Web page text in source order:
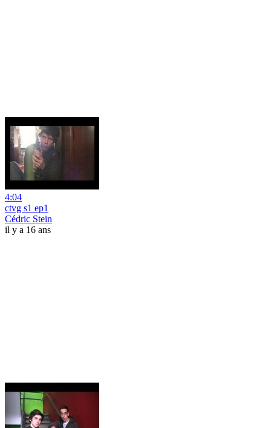
4:04
ctvg s1 ep1
Cédric Stein
il y a 16 ans